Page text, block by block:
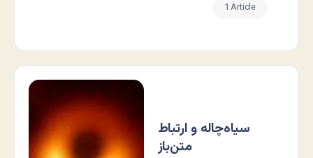
1 Article
سیاه‌چاله و ارتباط
متن‌باز